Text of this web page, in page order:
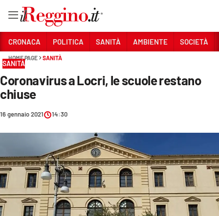
Sezioni
CRONACA
SOCIETÀ
CULTURA
ECONOMIA E LAVORO
CRONACA POLITICA SANITÀ AMBIENTE SOCIETÀ
HOME PAGE SANITÀ
SANITÀ
Coronavirus a Locri, le scuole restano
chiuse
16 gennaio 2021 14:30